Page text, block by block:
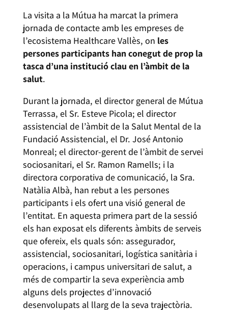
La visita a la Mútua ha marcat la primera
jornada de contacte amb les empreses de
l’ecosistema Healthcare Vallès, on les
persones participants han conegut de prop la
tasca d’una institució clau en l’àmbit de la
salut.
Durant la jornada, el director general de Mútua
Terrassa, el Sr. Esteve Picola; el director
assistencial de l’àmbit de la Salut Mental de la
Fundació Assistencial, el Dr. José Antonio
Monreal; el director-gerent de l’àmbit de servei
sociosanitari, el Sr. Ramon Ramells; i la
directora corporativa de comunicació, la Sra.
Natàlia Albà, han rebut a les persones
participants i els ofert una visió general de
l’entitat. En aquesta primera part de la sessió
els han exposat els diferents àmbits de serveis
que ofereix, els quals són: assegurador,
assistencial, sociosanitari, logística sanitària i
operacions, i campus universitari de salut, a
més de compartir la seva experiència amb
alguns dels projectes d’innovació
desenvolupats al llarg de la seva trajectòria.